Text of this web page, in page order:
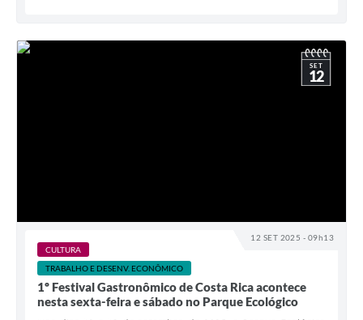
12 SET 2025 - 09h13
SET
12
CULTURA
TRABALHO E DESENV. ECONÔMICO
1º Festival Gastronômico de Costa Rica acontece
nesta sexta-feira e sábado no Parque Ecológico